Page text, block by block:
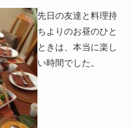
先日の友達と料理持
ちよりのお昼のひと
ときは、本当に楽し
い時間でした。